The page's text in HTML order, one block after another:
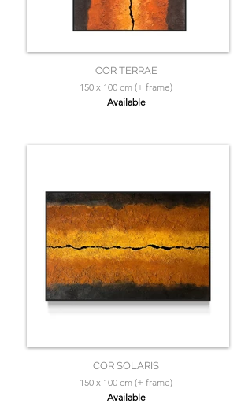
COR TERRAE
150 x 100 cm (+ frame)
Available
COR SOLARIS
150 x 100 cm (+ frame)
Available